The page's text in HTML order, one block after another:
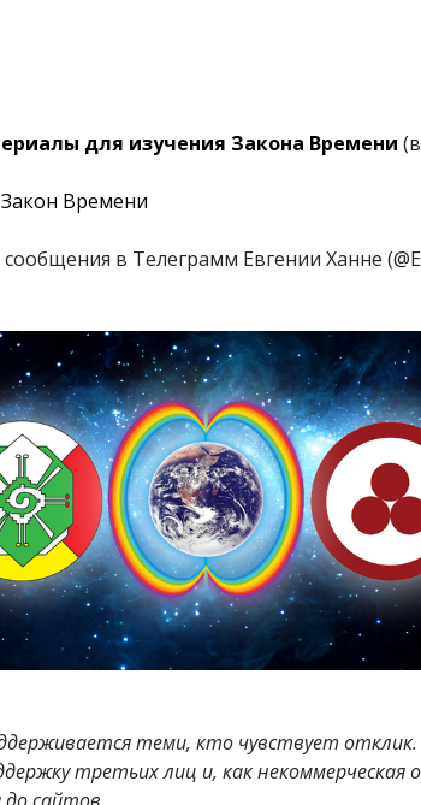
для изучения Закона Времени
Времени
в Телеграмм Евгении Ханне
теми, кто чувствует отклик.
третьих лиц и, как некоммерческая